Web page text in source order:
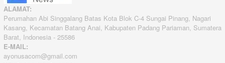
ALAMAT:
Perumahan Abi Singgalang Batas Kota Blok C-4 Sungai Pinang, Nagari
Kasang, Kecamatan Batang Anai, Kabupaten Padang Pariaman, Sumatera
Barat, Indonesia - 25586
E-MAIL:
ayonusacom@gmail.com